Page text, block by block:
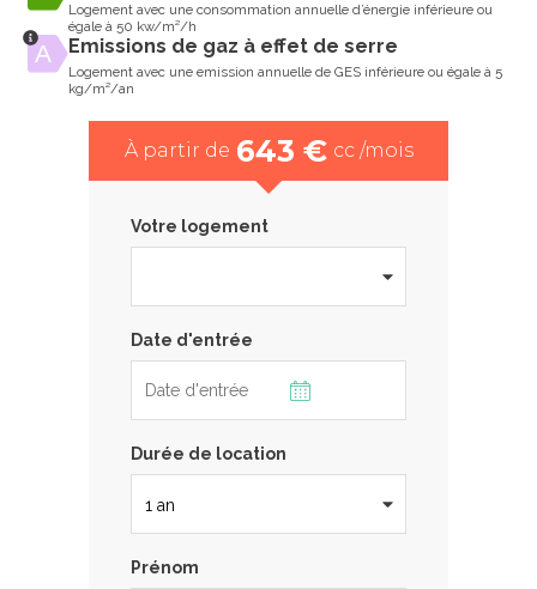
Logement avec une consommation annuelle d’énergie inférieure ou
égale à 50 kw/m²/h
Emissions de gaz à effet de serre
Logement avec une emission annuelle de GES inférieure ou égale à 5
kg/m²/an
À partir de 643 € cc /mois
Votre logement
Date d'entrée
Durée de location
Prénom